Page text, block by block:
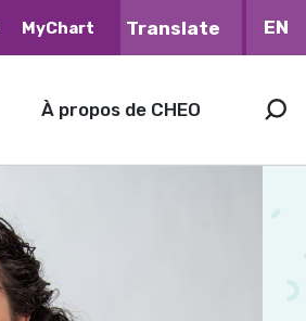
MyChart EN
À propos de CHEO